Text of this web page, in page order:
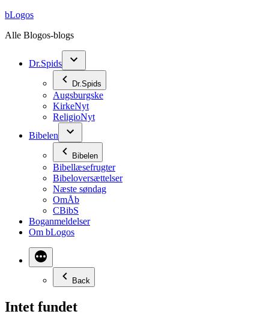
Videre
indhold
bLogos
Alle Blogos-blogs
Dr.Spids
Dr.Spids
Augsburgske
KirkeNyt
ReligioNyt
Bibelen
Bibelen
Bibellæsefrugter
Bibeloversættelser
Næste søndag
OmÅb
CBibS
Boganmeldelser
Om bLogos
Back
Intet fundet